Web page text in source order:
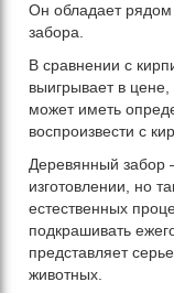
Он обладает
забора.
В сравнении с
выигрывает в
может иметь
воспроизвести с
Деревянный забор
изготовлении, но
естественных
подкрашивать
представляет
животных.